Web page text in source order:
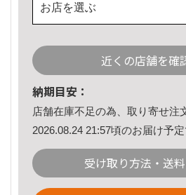
お店を選ぶ
近くの店舗を確
納期目安：
店舗在庫不足の為、取り寄せ注
2026.08.24 21:57頃のお届け予定
受け取り方法・送